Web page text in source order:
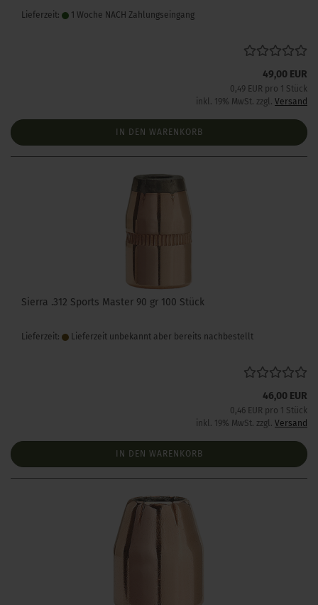
Lieferzeit: 1 Woche NACH Zahlungseingang
49,00 EUR
0,49 EUR pro 1 Stück
inkl. 19% MwSt. zzgl. Versand
IN DEN WARENKORB
Sierra .312 Sports Master 90 gr 100 Stück
Lieferzeit: Lieferzeit unbekannt aber bereits nachbestellt
46,00 EUR
0,46 EUR pro 1 Stück
inkl. 19% MwSt. zzgl. Versand
IN DEN WARENKORB